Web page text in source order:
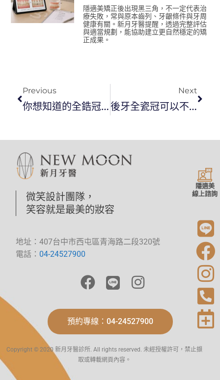
隱適美矯正後出現黑三角，不一定代表治
療失敗，常與原本齒列、牙齦條件與牙周
健康有關。新月牙醫提醒，透過完整評估
與適當規劃，能協助建立更自然穩定的矯
正成果。
Previous
你想知道的全鋯冠價錢和全鋯冠顏色疑問都在這裡
Next
後牙全瓷冠可以不用做嗎？看不到的部位需要花錢嗎
微笑設計團隊，
笑容就是最美的妝容
地址：407台中市西屯區青海路二段320號
電話： 04-24527900
預約專線：04-24527900
Copyright © 2020 新月牙醫診所. All rights reserved. 未經授權許可，禁止擷
取或轉載網頁內容。
隱適美
線上諮詢